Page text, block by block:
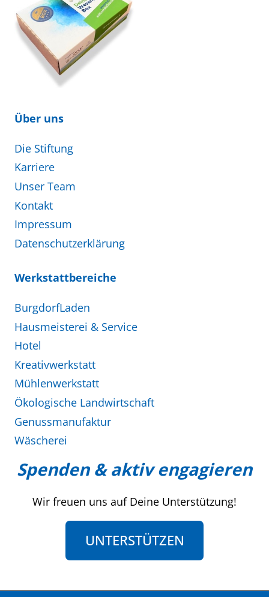
Über uns
Die Stiftung
Karriere
Unser Team
Kontakt
Impressum
Datenschutzerklärung
Werkstattbereiche
BurgdorfLaden
Hausmeisterei & Service
Hotel
Kreativwerkstatt
Mühlenwerkstatt
Ökologische Landwirtschaft
Genussmanufaktur
Wäscherei
Spenden & aktiv engagieren
Wir freuen uns auf Deine Unterstützung!
UNTERSTÜTZEN